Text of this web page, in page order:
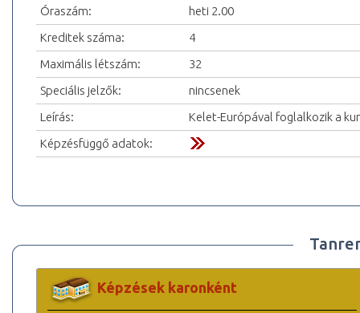
Óraszám:
heti 2.00
Kreditek száma:
4
Maximális létszám:
32
Speciális jelzők:
nincsenek
Leírás:
Kelet-Európával foglalkozik a
Képzésfüggő adatok:
Képzések karonként